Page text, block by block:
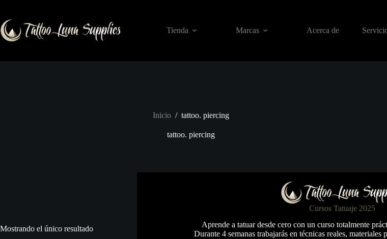
contenido
Tienda
Marcas Acerca de
Inicio / tattoo. piercing
tattoo. piercing
Mostrando el único resultado
Cursos Tatuaje 2025
Aprende a tatuar desde cero con un curso totalmente
Durante 4 semanas trabajarás en técnicas reales, materiales